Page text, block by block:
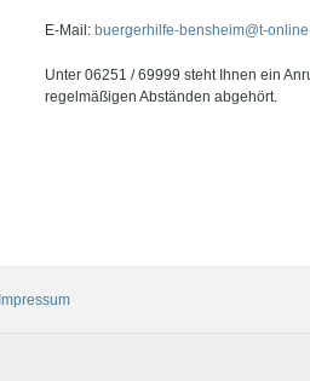
E-Mail: buergerhilfe-bensheim@t-
Unter 06251 / 69999 steht Ihnen ein
regelmäßigen Abständen abgehört.
Impressum